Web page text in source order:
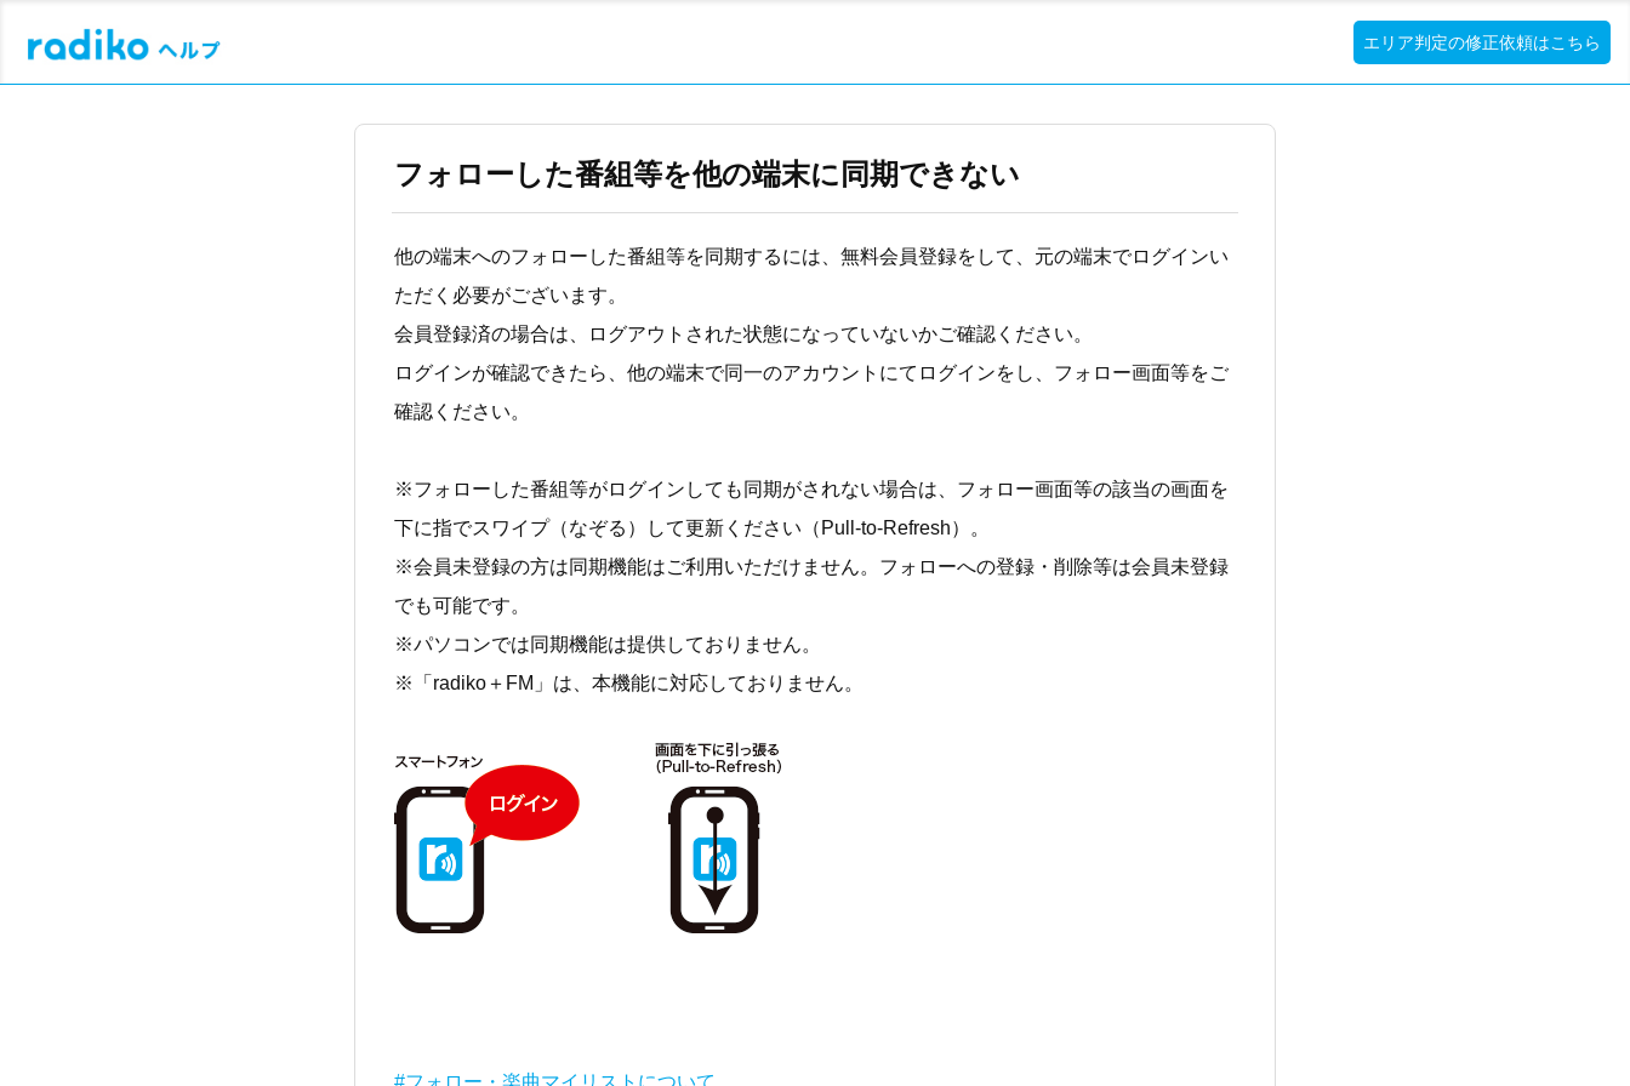
エリア判定の修正依頼はこちら
フォローした番組等を他の端末に同期できない
他の端末へのフォローした番組等を同期するには、無料会員登録をして、元の端末でログインい
ただく必要がございます。
会員登録済の場合は、ログアウトされた状態になっていないかご確認ください。
ログインが確認できたら、他の端末で同一のアカウントにてログインをし、フォロー画面等をご
確認ください。
※フォローした番組等がログインしても同期がされない場合は、フォロー画面等の該当の画面を
下に指でスワイプ（なぞる）して更新ください（Pull-to-Refresh）。
※会員未登録の方は同期機能はご利用いただけません。フォローへの登録・削除等は会員未登録
でも可能です。
※パソコンでは同期機能は提供しておりません。
※「radiko＋FM」は、本機能に対応しておりません。
#フォロー・楽曲マイリストについて